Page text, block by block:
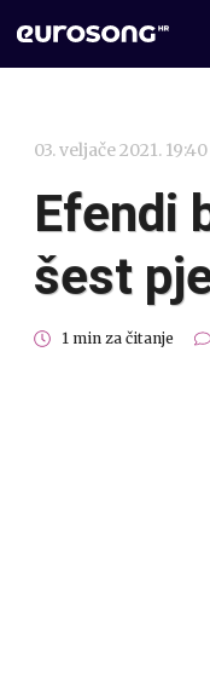
03. veljače 2021. 19:40
Efendi
šest
1 min za čitanje